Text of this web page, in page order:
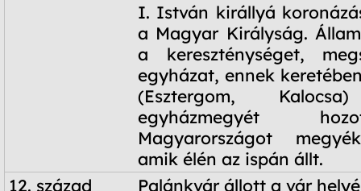
I. István királlyá
a Magyar Királyság.
a kereszténységet,
egyházat, ennek
(Esztergom,
egyházmegyét
Magyarországot
amik élén az ispán állt.
12. század
Palánkvár állott a vár